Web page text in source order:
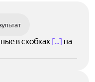
в скобках [...] на